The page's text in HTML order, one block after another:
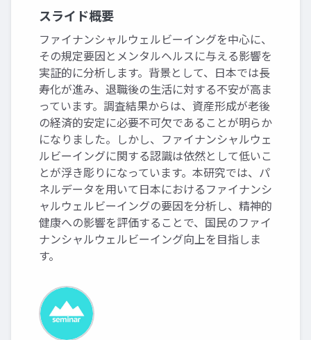
スライド概要
ファイナンシャルウェルビーイングを中心に、
その規定要因とメンタルヘルスに与える影響を
実証的に分析します。背景として、日本では長
寿化が進み、退職後の生活に対する不安が高ま
っています。調査結果からは、資産形成が老後
の経済的安定に必要不可欠であることが明らか
になりました。しかし、ファイナンシャルウェ
ルビーイングに関する認識は依然として低いこ
とが浮き彫りになっています。本研究では、パ
ネルデータを用いて日本におけるファイナンシ
ャルウェルビーイングの要因を分析し、精神的
健康への影響を評価することで、国民のファイ
ナンシャルウェルビーイング向上を目指しま
す。